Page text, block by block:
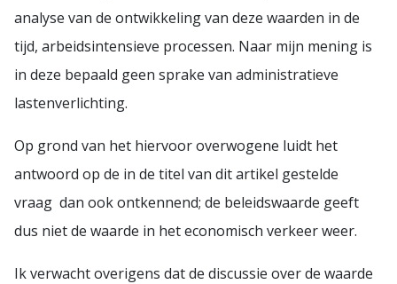
analyse van de ontwikkeling van deze waarden in de
tijd, arbeidsintensieve processen. Naar mijn mening is
in deze bepaald geen sprake van administratieve
lastenverlichting.
Op grond van het hiervoor overwogene luidt het
antwoord op de in de titel van dit artikel gestelde
vraag dan ook ontkennend; de beleidswaarde geeft
dus niet de waarde in het economisch verkeer weer.
Ik verwacht overigens dat de discussie over de waarde